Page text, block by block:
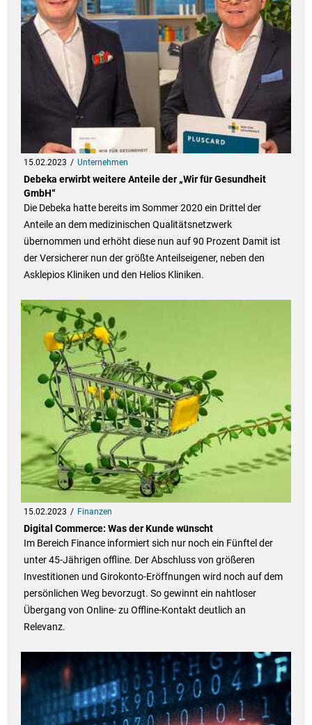
15.02.2023 Unternehmen
Debeka erwirbt weitere Anteile der „Wir für Gesundheit
GmbH“
Die Debeka hatte bereits im Sommer 2020 ein Drittel der
Anteile an dem medizinischen Qualitätsnetzwerk
übernommen und erhöht diese nun auf 90 Prozent Damit ist
der Versicherer nun der größte Anteilseigener, neben den
Asklepios Kliniken und den Helios Kliniken.
15.02.2023 Finanzen
Digital Commerce: Was der Kunde wünscht
Im Bereich Finance informiert sich nur noch ein Fünftel der
unter 45-Jährigen offline. Der Abschluss von größeren
Investitionen und Girokonto-Eröffnungen wird noch auf dem
persönlichen Weg bevorzugt. So gewinnt ein nahtloser
Übergang von Online- zu Offline-Kontakt deutlich an
Relevanz.